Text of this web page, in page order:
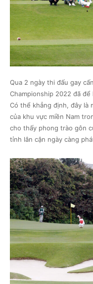
Qua 2 ngày thi đấu gay
Championship 2022 đã
Có thể khẳng định, đây là
của khu vực miền Nam
cho thấy phong trào gôn
tỉnh lân cận ngày càng